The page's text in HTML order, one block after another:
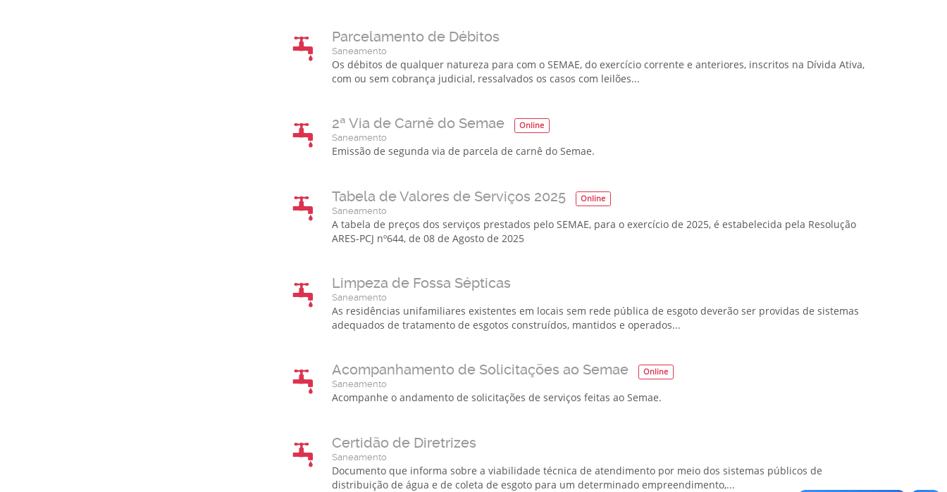
Parcelamento de Débitos
Saneamento
Os débitos de qualquer natureza para com o SEMAE, do exercício corrente e anteriores, inscritos na Dívida Ativa,
com ou sem cobrança judicial, ressalvados os casos com leilões...
2ª Via de Carnê do Semae Online
Saneamento
Emissão de segunda via de parcela de carnê do Semae.
Tabela de Valores de Serviços 2025 Online
Saneamento
A tabela de preços dos serviços prestados pelo SEMAE, para o exercício de 2025, é estabelecida pela Resolução
ARES-PCJ nº644, de 08 de Agosto de 2025
Limpeza de Fossa Sépticas
Saneamento
As residências unifamiliares existentes em locais sem rede pública de esgoto deverão ser providas de sistemas
adequados de tratamento de esgotos construídos, mantidos e operados...
Acompanhamento de Solicitações ao Semae Online
Saneamento
Acompanhe o andamento de solicitações de serviços feitas ao Semae.
Certidão de Diretrizes
Saneamento
Documento que informa sobre a viabilidade técnica de atendimento por meio dos sistemas públicos de
distribuição de água e de coleta de esgoto para um determinado empreendimento,...